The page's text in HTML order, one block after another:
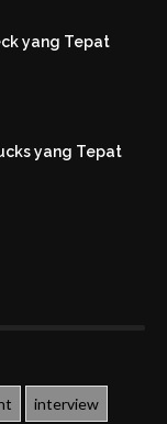
yang Tepat
yang Tepat
interview